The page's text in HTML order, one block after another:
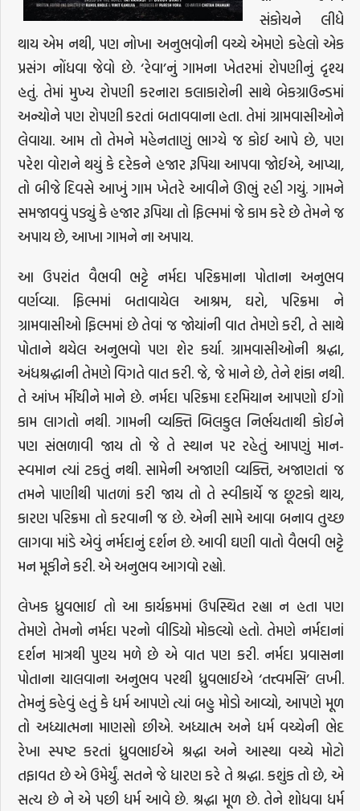
સંકોચને લીધે
થાય એમ નથી, પણ નોખા અનુભવોની વચ્ચે એમણે કહેલો એક
પ્રસંગ નોંધવા જેવો છે. ‘રેવા’નું ગામના ખેતરમાં રોપણીનું દૃશ્ય
હતું. તેમાં મુખ્ય રોપણી કરનારા કલાકારોની સાથે બેકગ્રાઉન્ડમાં
અન્યોને પણ રોપણી કરતાં બતાવવાના હતા. તેમાં ગ્રામવાસીઓને
લેવાયા. આમ તો તેમને મહેનતાણું ભાગ્યે જ કોઈ આપે છે, પણ
પરેશ વોરાને થયું કે દરેકને હજાર રૂપિયા આપવા જોઈએ, આપ્યા,
તો બીજે દિવસે આખું ગામ ખેતરે આવીને ઊભું રહી ગયું. ગામને
સમજાવવું પડ્યું કે હજાર રૂપિયા તો ફિલ્મમાં જે કામ કરે છે તેમને જ
અપાય છે, આખા ગામને ના અપાય.
આ ઉપરાંત વૈભવી ભટ્ટે નર્મદા પરિક્રમાના પોતાના અનુભવ
વર્ણવ્યા. ફિલ્મમાં બતાવાયેલ આશ્રમ, ઘરો, પરિક્રમા ને
ગ્રામવાસીઓ ફિલ્મમાં છે તેવાં જ જોયાંની વાત તેમણે કરી, તે સાથે
પોતાને થયેલ અનુભવો પણ શેર કર્યા. ગ્રામવાસીઓની શ્રદ્ધા,
અંધશ્રદ્ધાની તેમણે વિગતે વાત કરી. જે, જે માને છે, તેને શંકા નથી.
તે આંખ મીંચીને માને છે. નર્મદા પરિક્રમા દરમિયાન આપણો ઈગો
કામ લાગતો નથી. ગામની વ્યક્તિ બિલકુલ નિર્ભયતાથી કોઈને
પણ સંભળાવી જાય તો જે તે સ્થાન પર રહેતું આપણું માન-
સ્વમાન ત્યાં ટકતું નથી. સામેની અજાણી વ્યક્તિ, અજાણતાં જ
તમને પાણીથી પાતળાં કરી જાય તો તે સ્વીકાર્યે જ છૂટકો થાય,
કારણ પરિક્રમા તો કરવાની જ છે. એની સામે આવા બનાવ તુચ્છ
લાગવા માંડે એવું નર્મદાનું દર્શન છે. આવી ઘણી વાતો વૈભવી ભટ્ટે
મન મૂકીને કરી. એ અનુભવ આગવો રહ્યો.
લેખક ધ્રુવભાઈ તો આ કાર્યક્રમમાં ઉપસ્થિત રહ્યા ન હતા પણ
તેમણે તેમનો નર્મદા પરનો વીડિયો મોકલ્યો હતો. તેમણે નર્મદાનાં
દર્શન માત્રથી પુણ્ય મળે છે એ વાત પણ કરી. નર્મદા પ્રવાસના
પોતાના ચાલવાના અનુભવ પરથી ધ્રુવભાઈએ ‘તત્ત્વમસિ’ લખી.
તેમનું કહેવું હતું કે ધર્મ આપણે ત્યાં બહુ મોડો આવ્યો, આપણે મૂળ
તો અધ્યાત્મના માણસો છીએ. અધ્યાત્મ અને ધર્મ વચ્ચેની ભેદ
રેખા સ્પષ્ટ કરતાં ધ્રુવભાઈએ શ્રદ્ધા અને આસ્થા વચ્ચે મોટો
તફાવત છે એ ઉમેર્યું. સતને જે ધારણ કરે તે શ્રદ્ધા. કશુંક તો છે, એ
સત્ય છે ને એ પછી ધર્મ આવે છે. શ્રદ્ધા મૂળ છે. તેને શોધવા ધર્મ